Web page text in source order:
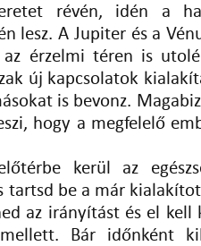
révén, idén a
lesz. A Jupiter és a
érzelmi téren is
új kapcsolatok
is bevonz.
hogy a megfelelő
kerül az
tartsd be a már
az irányítást és el kell
mellett. Bár időnként